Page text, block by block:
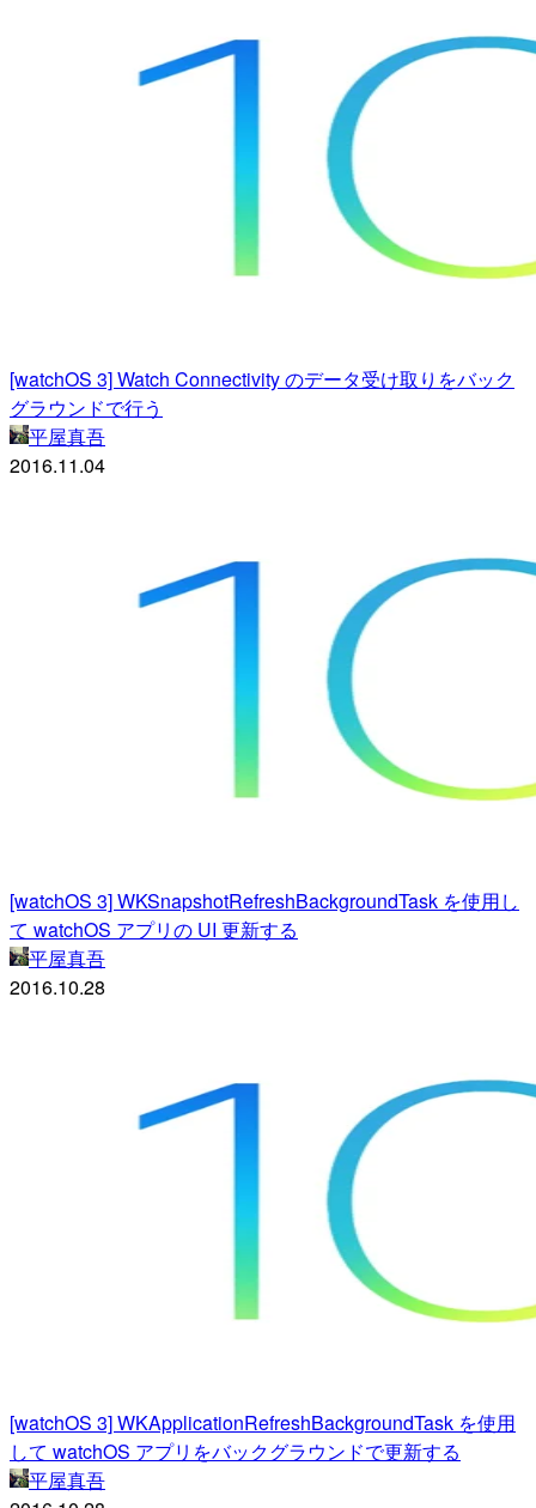
[watchOS 3] Watch Connectivity のデータ受け取りをバック
グラウンドで行う
平屋真吾
2016.11.04
[watchOS 3] WKSnapshotRefreshBackgroundTask を使用し
て watchOS アプリの UI 更新する
平屋真吾
2016.10.28
[watchOS 3] WKApplicationRefreshBackgroundTask を使用
して watchOS アプリをバックグラウンドで更新する
平屋真吾